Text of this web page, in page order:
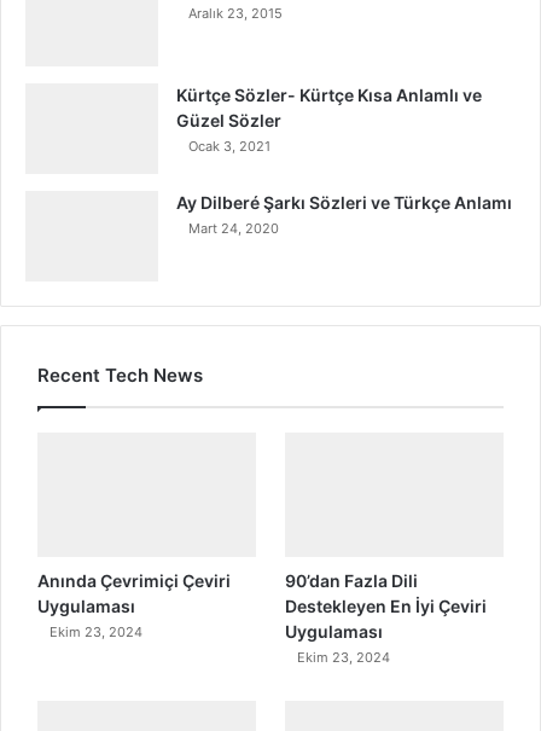
Aralık 23, 2015
Kürtçe Sözler- Kürtçe Kısa Anlamlı ve
Güzel Sözler
Ocak 3, 2021
Ay Dilberé Şarkı Sözleri ve Türkçe Anlamı
Mart 24, 2020
Recent Tech News
Anında Çevrimiçi Çeviri
Uygulaması
Ekim 23, 2024
90’dan Fazla Dili
Destekleyen En İyi Çeviri
Uygulaması
Ekim 23, 2024